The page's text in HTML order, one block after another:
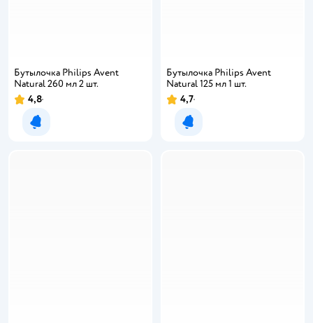
Бутылочка Philips Avent
Natural 260 мл 2 шт.
4,8
Уведомить о появлении
Бутылочка Philips Avent
Natural 125 мл 1 шт.
4,7
Уведомить о появлении